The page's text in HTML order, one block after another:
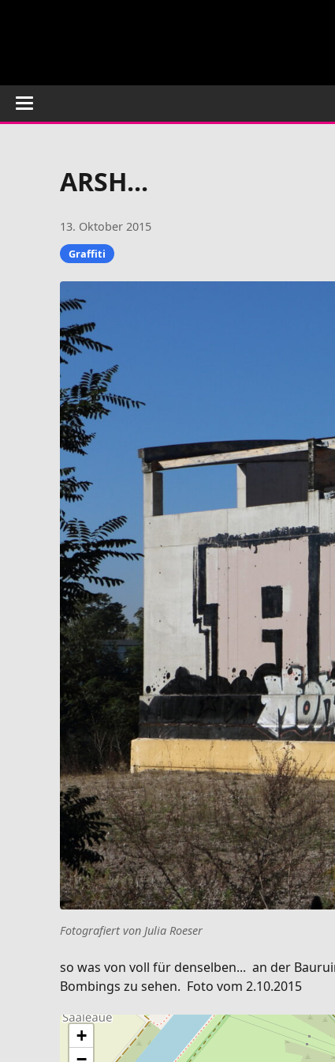
ARSH...
13. Oktober 2015
Graffiti
Fotografiert von Julia Roeser
so was von voll für denselben... an der
Bombings zu sehen. Foto vom 2.10.2015
+